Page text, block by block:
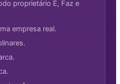
proprietário É, Faz e
empresa real.